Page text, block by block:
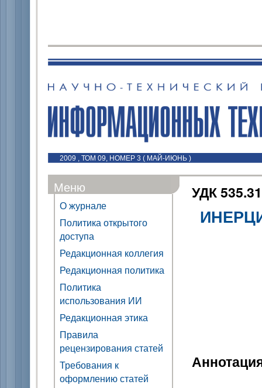
2009 , ТОМ 09, НОМЕР 3 ( МАЙ-ИЮНЬ )
Меню
О журнале
Политика открытого
доступа
Редакционная коллегия
Редакционная политика
Политика
использования ИИ
Редакционная этика
Правила
рецензирования статей
Требования к
оформлению статей
УДК